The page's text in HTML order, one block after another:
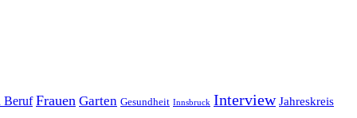
Beruf Frauen Garten Gesundheit Innsbruck Interview Jahreskreis